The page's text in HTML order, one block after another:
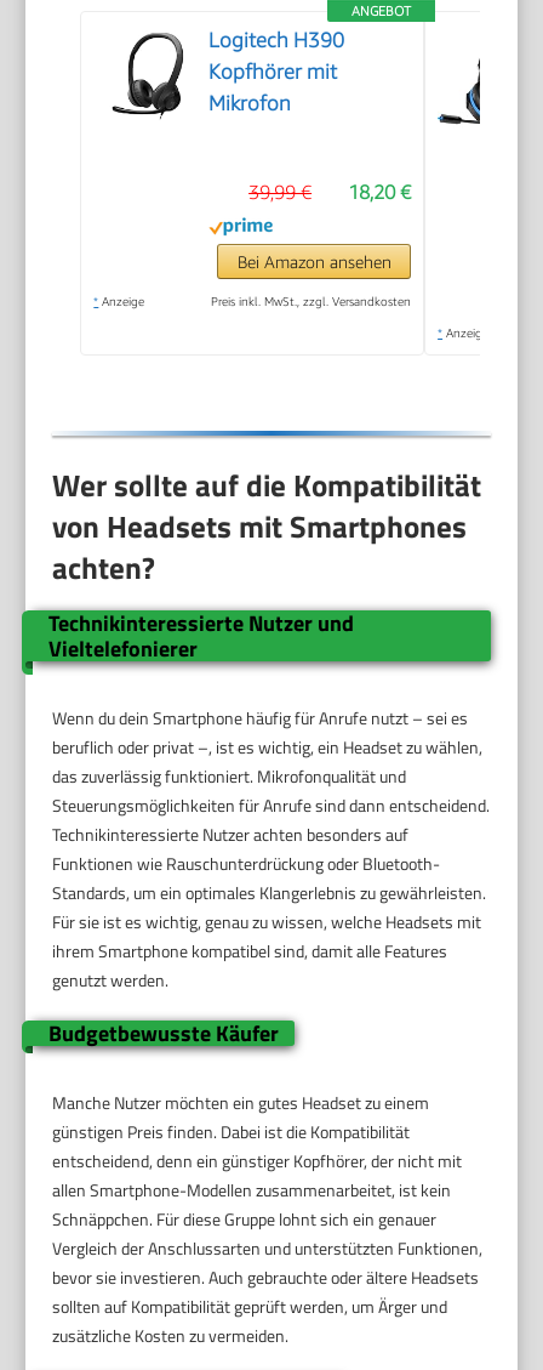
ANGEBOT
Logitech H390
Kopfhörer mit
Mikrofon
18,20 €
39,99 €
Bei Amazon ansehen
* Anzeige Preis inkl. MwSt., zzgl. Versandkosten
* Anzeige
Wer sollte auf die Kompatibilität
von Headsets mit Smartphones
achten?
Technikinteressierte Nutzer und
Vieltelefonierer
Wenn du dein Smartphone häufig für Anrufe nutzt – sei es
beruflich oder privat –, ist es wichtig, ein Headset zu wählen,
das zuverlässig funktioniert. Mikrofonqualität und
Steuerungsmöglichkeiten für Anrufe sind dann entscheidend.
Technikinteressierte Nutzer achten besonders auf
Funktionen wie Rauschunterdrückung oder Bluetooth-
Standards, um ein optimales Klangerlebnis zu gewährleisten.
Für sie ist es wichtig, genau zu wissen, welche Headsets mit
ihrem Smartphone kompatibel sind, damit alle Features
genutzt werden.
Budgetbewusste Käufer
Manche Nutzer möchten ein gutes Headset zu einem
günstigen Preis finden. Dabei ist die Kompatibilität
entscheidend, denn ein günstiger Kopfhörer, der nicht mit
allen Smartphone-Modellen zusammenarbeitet, ist kein
Schnäppchen. Für diese Gruppe lohnt sich ein genauer
Vergleich der Anschlussarten und unterstützten Funktionen,
bevor sie investieren. Auch gebrauchte oder ältere Headsets
sollten auf Kompatibilität geprüft werden, um Ärger und
zusätzliche Kosten zu vermeiden.